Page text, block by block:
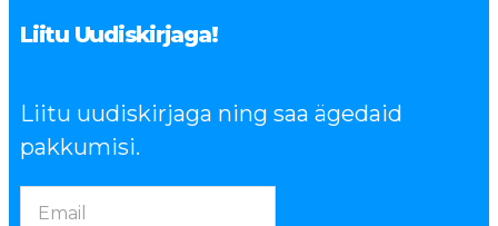
Liitu Uudiskirjaga!
Liitu uudiskirjaga ning saa ägedaid
pakkumisi.